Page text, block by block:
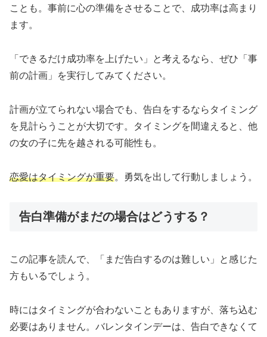
ことも。事前に心の準備をさせることで、成功率は高まり
ます。
「できるだけ成功率を上げたい」と考えるなら、ぜひ「事
前の計画」を実行してみてください。
計画が立てられない場合でも、告白をするならタイミング
を見計らうことが大切です。タイミングを間違えると、他
の女の子に先を越される可能性も。
恋愛はタイミングが重要。勇気を出して行動しましょう。
告白準備がまだの場合はどうする？
この記事を読んで、「まだ告白するのは難しい」と感じた
方もいるでしょう。
時にはタイミングが合わないこともありますが、落ち込む
必要はありません。バレンタインデーは、告白できなくて